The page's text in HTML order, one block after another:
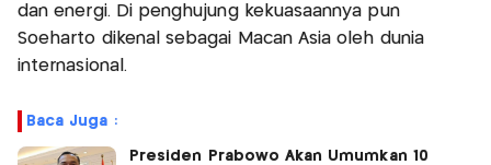
dan energi. Di penghujung kekuasaannya pun
Soeharto dikenal sebagai Macan Asia oleh dunia
internasional.
Baca Juga :
Presiden Prabowo Akan Umumkan 10